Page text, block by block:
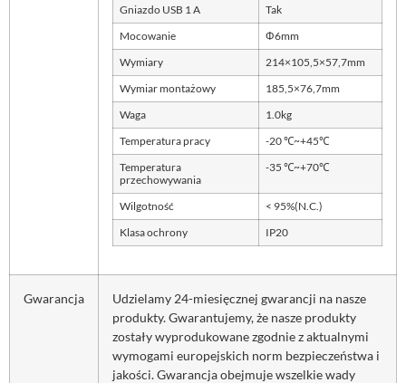
Gniazdo USB 1 A Tak
Mocowanie Φ6mm
Wymiary 214×105,5×57,7mm
Wymiar montażowy 185,5×76,7mm
Waga 1.0kg
Temperatura pracy -20 ℃~+45℃
Temperatura
przechowywania
-35 ℃~+70℃
Wilgotność < 95%(N.C.)
Klasa ochrony IP20
Gwarancja
Udzielamy 24-miesięcznej gwarancji na nasze
produkty. Gwarantujemy, że nasze produkty
zostały wyprodukowane zgodnie z aktualnymi
wymogami europejskich norm bezpieczeństwa i
jakości. Gwarancja obejmuje wszelkie wady